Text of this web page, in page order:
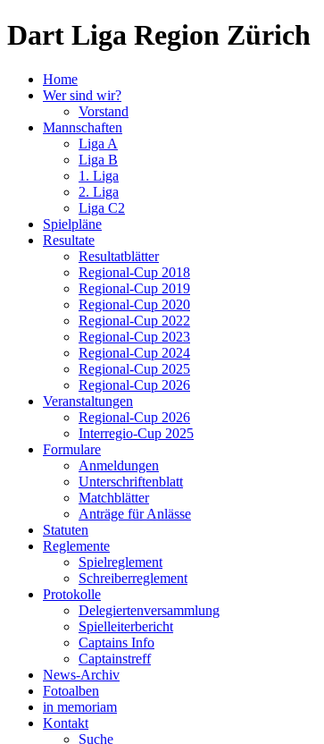
Dart Liga Region Zürich
Home
Wer sind wir?
Vorstand
Mannschaften
Liga A
Liga B
1. Liga
2. Liga
Liga C2
Spielpläne
Resultate
Resultatblätter
Regional-Cup 2018
Regional-Cup 2019
Regional-Cup 2020
Regional-Cup 2022
Regional-Cup 2023
Regional-Cup 2024
Regional-Cup 2025
Regional-Cup 2026
Veranstaltungen
Regional-Cup 2026
Interregio-Cup 2025
Formulare
Anmeldungen
Unterschriftenblatt
Matchblätter
Anträge für Anlässe
Statuten
Reglemente
Spielreglement
Schreiberreglement
Protokolle
Delegiertenversammlung
Spielleiterbericht
Captains Info
Captainstreff
News-Archiv
Fotoalben
in memoriam
Kontakt
Suche